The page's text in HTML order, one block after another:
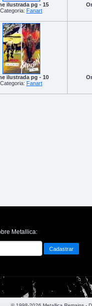
ilustrada pg - 15
Categoria: Fanart
ilustrada pg - 10
Categoria: Fanart
Metallica: